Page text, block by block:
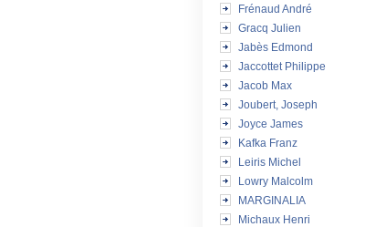
Frénaud André
Gracq Julien
Jabès Edmond
Jaccottet Philippe
Jacob Max
Joubert, Joseph
Joyce James
Kafka Franz
Leiris Michel
Lowry Malcolm
MARGINALIA
Michaux Henri